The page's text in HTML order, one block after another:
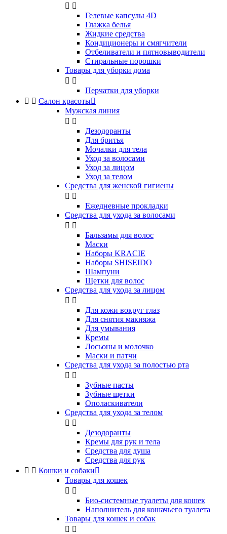
 
Гелевые капсулы 4D
Глажка белья
Жидкие средства
Кондиционеры и смягчители
Отбеливатели и пятновыводители
Стиральные порошки
Товары для уборки дома
 
Перчатки для уборки
  Салон красоты
Мужская линия
 
Дезодоранты
Для бритья
Мочалки для тела
Уход за волосами
Уход за лицом
Уход за телом
Средства для женской гигиены
 
Ежедневные прокладки
Средства для ухода за волосами
 
Бальзамы для волос
Маски
Наборы KRACIE
Наборы SHISEIDO
Шампуни
Щетки для волос
Средства для ухода за лицом
 
Для кожи вокруг глаз
Для снятия макияжа
Для умывания
Кремы
Лосьоны и молочко
Маски и патчи
Средства для ухода за полостью рта
 
Зубные пасты
Зубные щетки
Ополаскиватели
Средства для ухода за телом
 
Дезодоранты
Кремы для рук и тела
Средства для душа
Средства для рук
  Кошки и собаки
Товары для кошек
 
Био-системные туалеты для кошек
Наполнитель для кошачьего туалета
Товары для кошек и собак
 